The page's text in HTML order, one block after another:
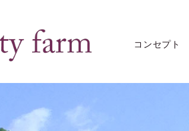
コンセプト